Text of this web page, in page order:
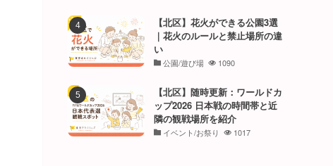
【北区】花火ができる公園3選
｜花火のルールと禁止場所の違
い
公園/遊び場 1090
【北区】随時更新：ワールドカ
ップ2026 日本戦の時間帯と近
隣の観戦場所を紹介
イベント/お祭り 1017